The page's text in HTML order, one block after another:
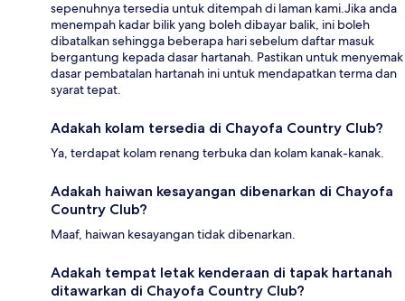
sepenuhnya tersedia untuk ditempah di laman kami.Jika anda
menempah kadar bilik yang boleh dibayar balik, ini boleh
dibatalkan sehingga beberapa hari sebelum daftar masuk
bergantung kepada dasar hartanah. Pastikan untuk menyemak
dasar pembatalan hartanah ini untuk mendapatkan terma dan
syarat tepat.
Adakah kolam tersedia di Chayofa Country Club?
Ya, terdapat kolam renang terbuka dan kolam kanak-kanak.
Adakah haiwan kesayangan dibenarkan di Chayofa
Country Club?
Maaf, haiwan kesayangan tidak dibenarkan.
Adakah tempat letak kenderaan di tapak hartanah
ditawarkan di Chayofa Country Club?